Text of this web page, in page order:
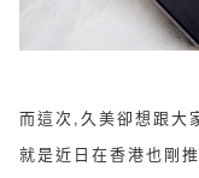
而這次,久美卻想跟大
就是近日在香港也剛